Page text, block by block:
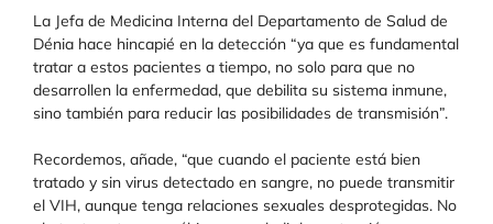
La Jefa de Medicina Interna del Departamento de Salud de
Dénia hace hincapié en la detección “ya que es fundamental
tratar a estos pacientes a tiempo, no solo para que no
desarrollen la enfermedad, que debilita su sistema inmune,
sino también para reducir las posibilidades de transmisión”.
Recordemos, añade, “que cuando el paciente está bien
tratado y sin virus detectado en sangre, no puede transmitir
el VIH, aunque tenga relaciones sexuales desprotegidas. No